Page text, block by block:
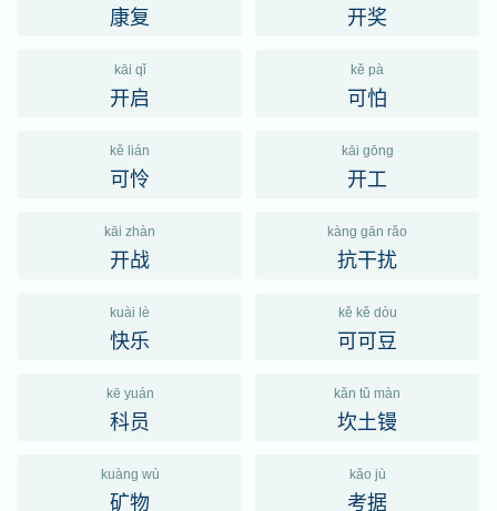
康复 开奖
kāi qǐ
开启
kě pà
可怕
kě lián
可怜
kāi gōng
开工
kāi zhàn
开战
kàng gān rǎo
抗干扰
kuài lè
快乐
kě kě dòu
可可豆
kē yuán
科员
kǎn tǔ màn
坎土镘
kuàng wù
矿物
kǎo jù
考据